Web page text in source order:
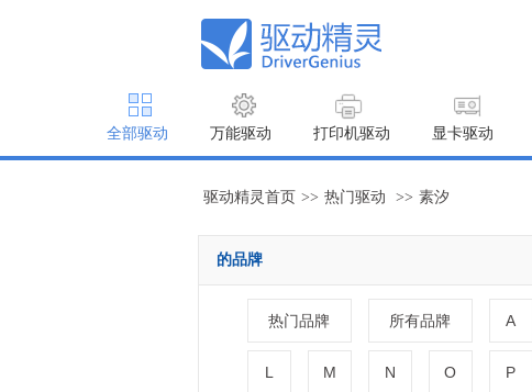
全部驱动 万能驱动 打印机驱动 显卡驱动
驱动精灵首页 >> 热门驱动 >> 素汐
的品牌
热门品牌 所有品牌 A
L M N O P